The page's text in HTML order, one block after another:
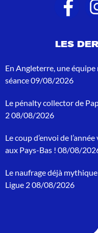
t
s
r
c
c
o
u
:
LES
En Angleterre, une équipe
séance09/08/2026
Le pénalty collector de
208/08/2026
Le coup d’envoi de
aux Pays-Bas ! 08/08/
Le naufrage déjà
Ligue 208/08/2026